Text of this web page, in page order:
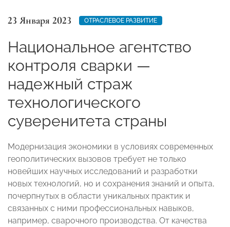
23 Января 2023 ОТРАСЛЕВОЕ РАЗВИТИЕ
Национальное агентство
контроля сварки —
надежный страж
технологического
суверенитета страны
Модернизация экономики в условиях современных
геополитических вызовов требует не только
новейших научных исследований и разработки
новых технологий, но и сохранения знаний и опыта,
почерпнутых в области уникальных практик и
связанных с ними профессиональных навыков,
например, сварочного производства. От качества